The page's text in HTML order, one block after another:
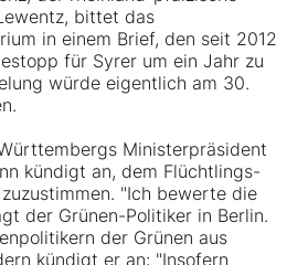
bittet das
in einem Brief, den seit 2012
für Syrer um ein Jahr zu
würde eigentlich am 30.
Ministerpräsident
kündigt an, dem Flüchtlings-
"Ich bewerte die
der Grünen-Politiker in Berlin.
der Grünen aus
kündigt er an: "Insofern